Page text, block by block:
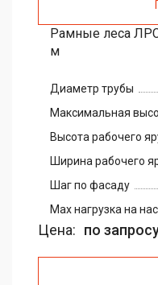
Рамные леса
м
Диаметр трубы
Максимальная
Высота рабочего
Ширина рабочего
Шаг по фасаду
Max нагрузка на
Цена: по